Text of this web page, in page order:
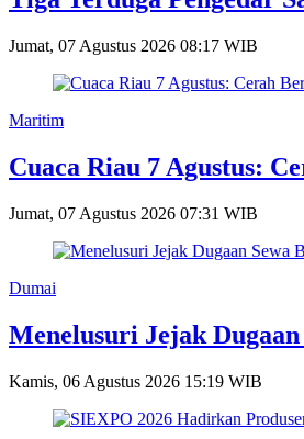
Jumat, 07 Agustus 2026 08:17 WIB
Maritim
Cuaca Riau 7 Agustus:
Jumat, 07 Agustus 2026 07:31 WIB
Dumai
Menelusuri Jejak
Kamis, 06 Agustus 2026 15:19 WIB